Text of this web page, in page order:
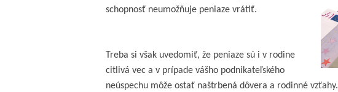
schopnosť neumožňuje peniaze vrátiť.
Treba si však uvedomiť, že peniaze sú i v rodine
citlivá vec a v prípade vášho podnikateľského
neúspechu môže ostať naštrbená dôvera a rodinné vzťahy.